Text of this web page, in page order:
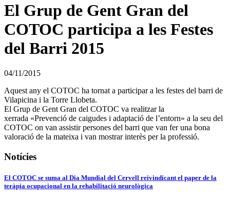
El Grup de Gent Gran del
COTOC participa a les Festes
del Barri 2015
04/11/2015
Aquest any el COTOC ha tornat a participar a les festes del barri de
Vilapicina i la Torre Llobeta.
El Grup de Gent Gran del COTOC va realitzar la
xerrada «Prevenció de caigudes i adaptació de l’entorn» a la seu del
COTOC on van assistir persones del barri que van fer una bona
valoració de la mateixa i van mostrar interès per la professió.
Notícies
El COTOC se suma al Dia Mundial del Cervell reivindicant el paper de la
teràpia ocupacional en la rehabilitació neurològica